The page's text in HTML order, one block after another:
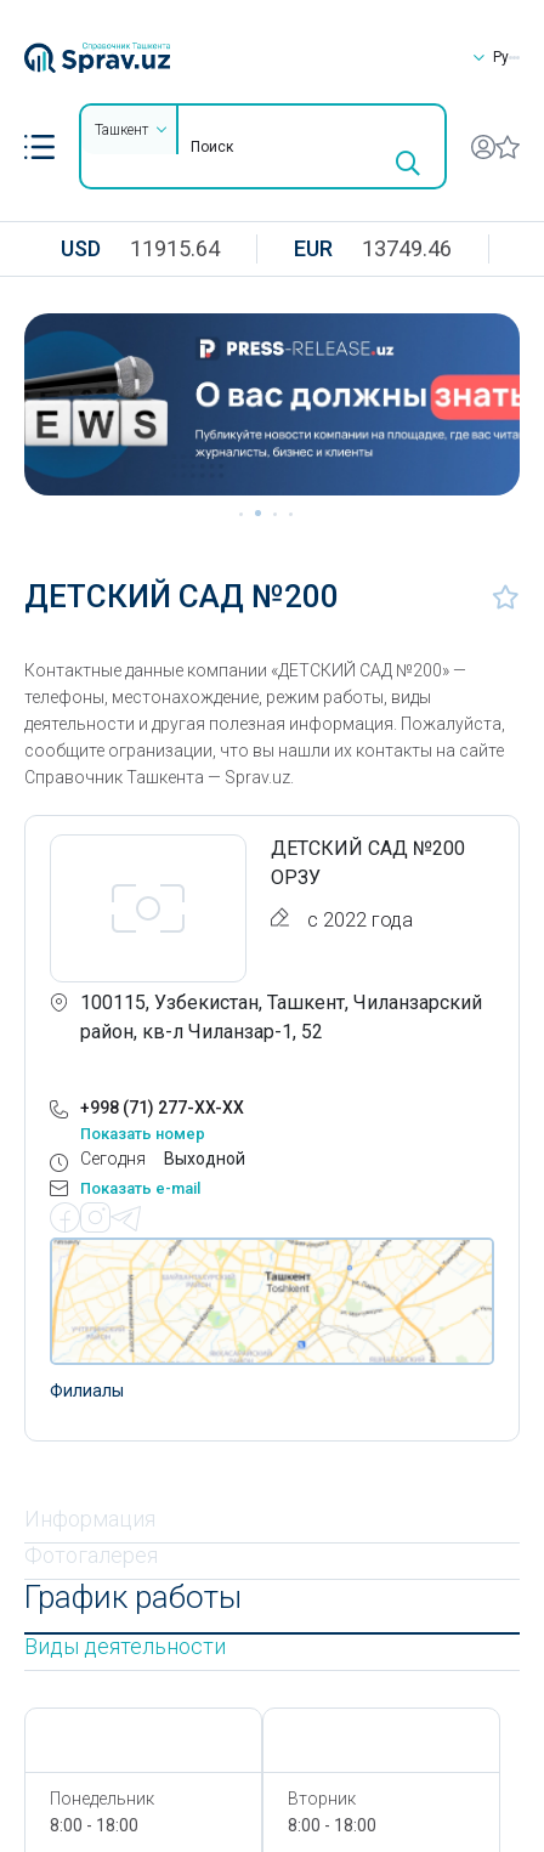
Ру
Ташкент
USD 11915.64 EUR 13749.46
ДЕТСКИЙ САД №200
Контактные данные компании «ДЕТСКИЙ САД №200» —
телефоны, местонахождение, режим работы, виды
деятельности и другая полезная информация. Пожалуйста,
сообщите огранизации, что вы нашли их контакты на сайте
Справочник Ташкента — Sprav.uz.
ДЕТСКИЙ САД №200
ОРЗУ
с 2022 года
100115, Узбекистан, Ташкент, Чиланзарский
район, кв-л Чиланзар-1, 52
+998 (71) 277-XX-XX
Показать номер
Сегодня Выходной
Показать e-mail
Филиалы
Информация
Фотогалерея
График работы
Виды деятельности
Понедельник
8:00 - 18:00
Вторник
8:00 - 18:00